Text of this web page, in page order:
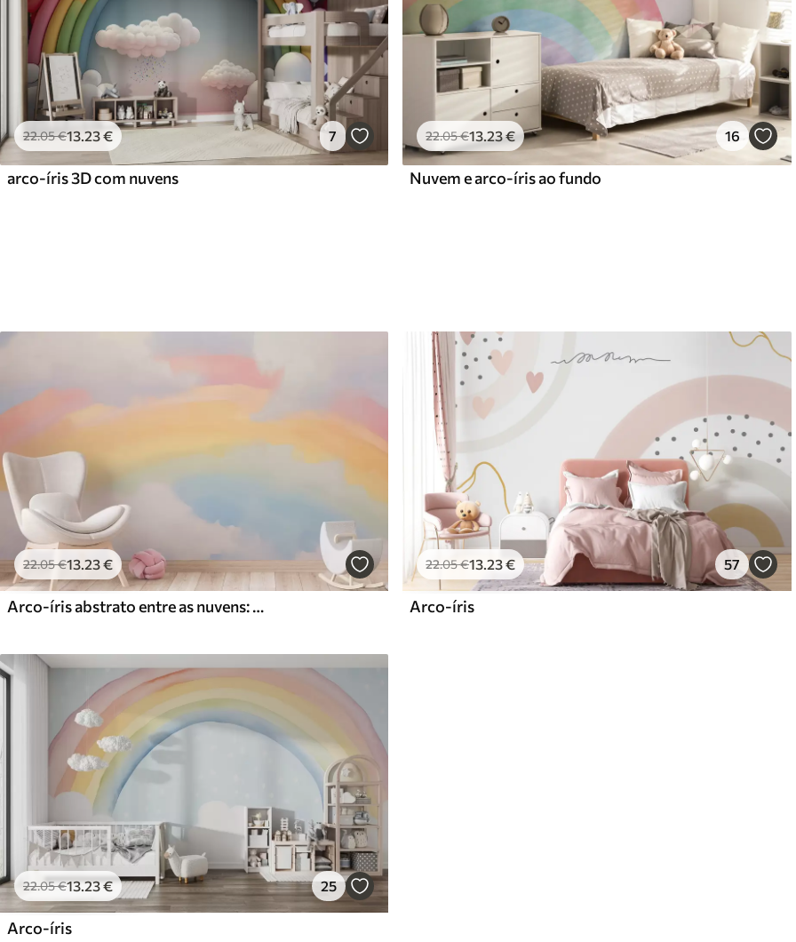
22.05€13.23€ 7
arco-íris 3D com nuvens
22.05€13.23€ 16
Nuvem e arco-íris ao fundo
22.05€13 .23€
Arco-íris abstrato entre as nuvens: imitação de pintura
22.05€13 .23€ 57
Arco-íris
22.05€13.23€ 25
Arco-íris